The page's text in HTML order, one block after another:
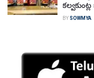
BY SOWMYA